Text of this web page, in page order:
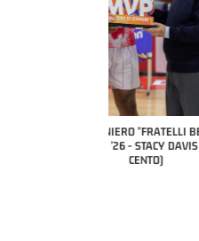
MVP "FRATELLI
DILAS B
MARCO